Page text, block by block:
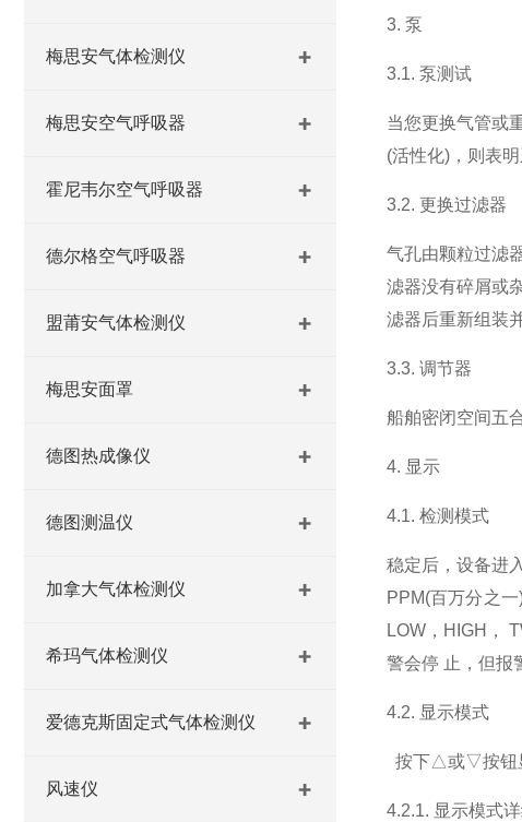
梅思安气体检测仪
梅思安空气呼吸器
霍尼韦尔空气呼吸器
德尔格空气呼吸器
盟莆安气体检测仪
梅思安面罩
德图热成像仪
德图测温仪
加拿大气体检测仪
希玛气体检测仪
爱德克斯固定式气体检测仪
风速仪
3. 泵
3.1. 泵测试
当您更换气管或
(活性化)，则表
3.2. 更换过滤器
气孔由颗粒过滤
滤器没有碎屑或
滤器后重新组装
3.3. 调节器
船舶密闭空间五
4. 显示
4.1. 检测模式
稳定后，设备进
PPM(百万分之
LOW，HIGH，
警会停 止，但报
4.2. 显示模式
按下△或▽按钮
4.2.1. 显示模式